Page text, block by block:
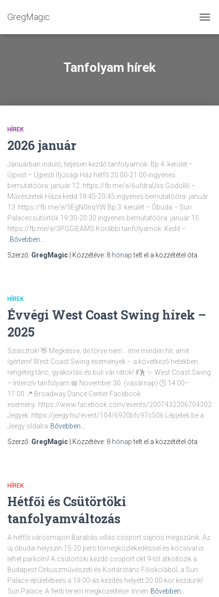
GregMagic
Tanfolyam hírek
HÍREK
2026 január
Januárban induló, teljesen kezdő tanfolyamok: Bp 4. kerület –
Újpest – Újpesti Ifjúsági Ház hétfő 20:00-21:00 ingyenes
bemutatóóra: január 12. https://fb.me/e/6ufdraUxs Gödöllő –
Művészetek Háza kedd 19:45-20:45 ingyenes bemutatóóra: január
13. https://fb.me/e/5EgN0nqYW Bp 3. kerület – Óbuda – Sun
Palacecsütörtök 19:30-20:30 ingyenes bemutatóóra: január 15.
https://fb.me/e/3PGGlEAMS Korábbi tanfolyamok: Kedd –
Bővebben…
Szerző: GregMagic | Közzétéve: 8 hónaptelt el a közzététel óta
HÍREK
Évvégi West Coast Swing hírek –
2025
Sziasztok! 👋 Megkésve, de törve nem… íme minden hír, amit
ígértem! West Coast Swing események – a következő hetekben
rengeteg tánc, gyakorlás és buli vár rátok! 💃🕺 ✨ West Coast Swing
– Intenzív tanfolyam 📅 November 30. (vasárnap) 🕒 14:00–
17:00 📍 Broadway Dance Center Facebook
esemény: https://www.facebook.com/events/2007432206704202
Jegyek: https://jeegy.hu/event/104/6920bfc97c506 Lépjetek be a
Jeegy oldalra Bővebben…
Szerző: GregMagic | Közzétéve: 8 hónaptelt el a közzététel óta
HÍREK
Hétfői és Csütörtöki
tanfolyamváltozás
A hétfői városmajori Barabás villás csoport sajnos megszűnik. Az
új óbudai helyszín 15-20 perc tömegközlekedéssel és kocsival is
lehet parkolni! A csütörtöki kezdő csoport okt 9-től átköltözik a
Budapest Cirkuszművészeti és Kortárstánc Főiskolából, a Sun
Palace épületébeés a 19:00-ás kezdés helyett 20:00-kor kezdünk!
Sun Palace: A fenti terem megközelítése: Innen Bővebben…